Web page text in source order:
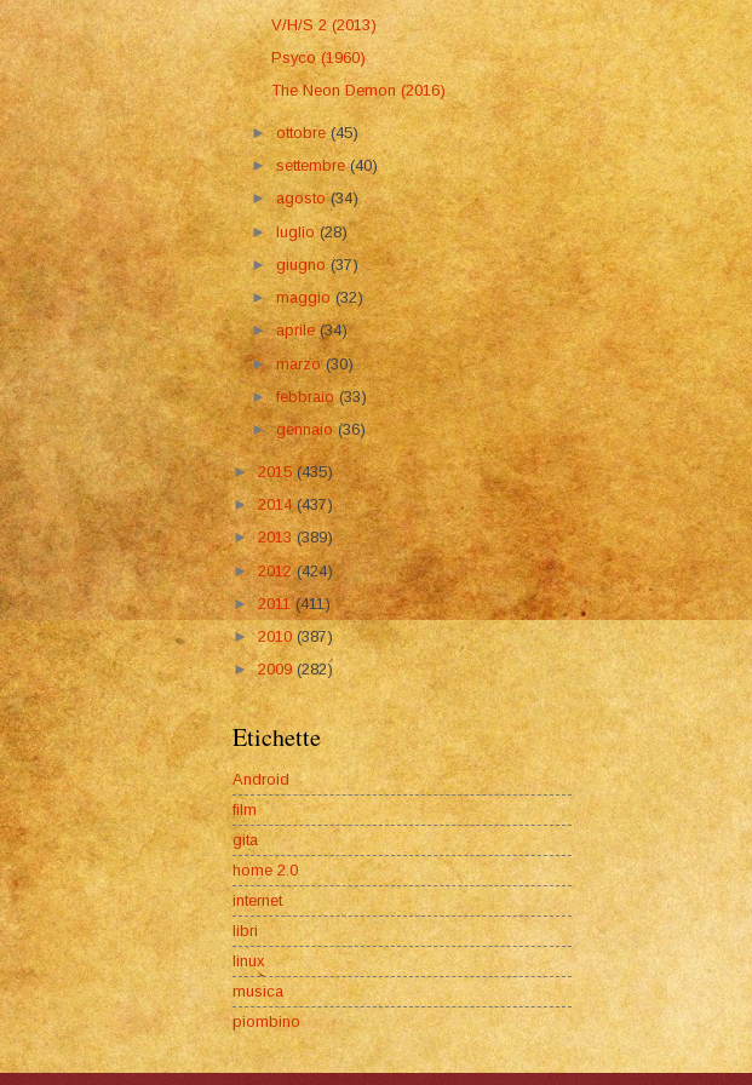
V/H/S 2 (2013)
Psyco (1960)
The Neon Demon (2016)
►ottobre(45)
►settembre(40)
►agosto(34)
►luglio(28)
►giugno(37)
►maggio(32)
►aprile(34)
►marzo(30)
►febbraio(33)
►gennaio(36)
►2015 (435)
►2014(437)
►2013(389)
►2012(424)
►2011(411)
► 2010(387)
►2009 (282)
Etichette
Android
film
gita
home 2.0
internet
libri
linux
musica
piombino